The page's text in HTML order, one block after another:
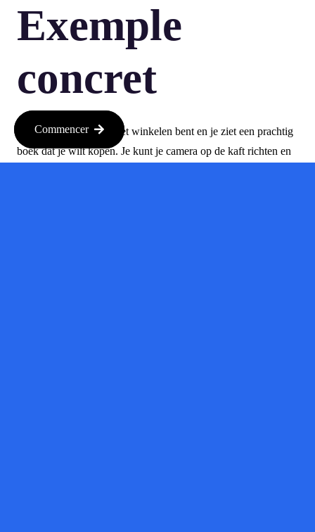
Exemple
concret
Stel je voor dat je aan het winkelen bent en je ziet een prachtig
boek dat je wilt kopen. Je kunt je camera op de kaft richten en
Commencer